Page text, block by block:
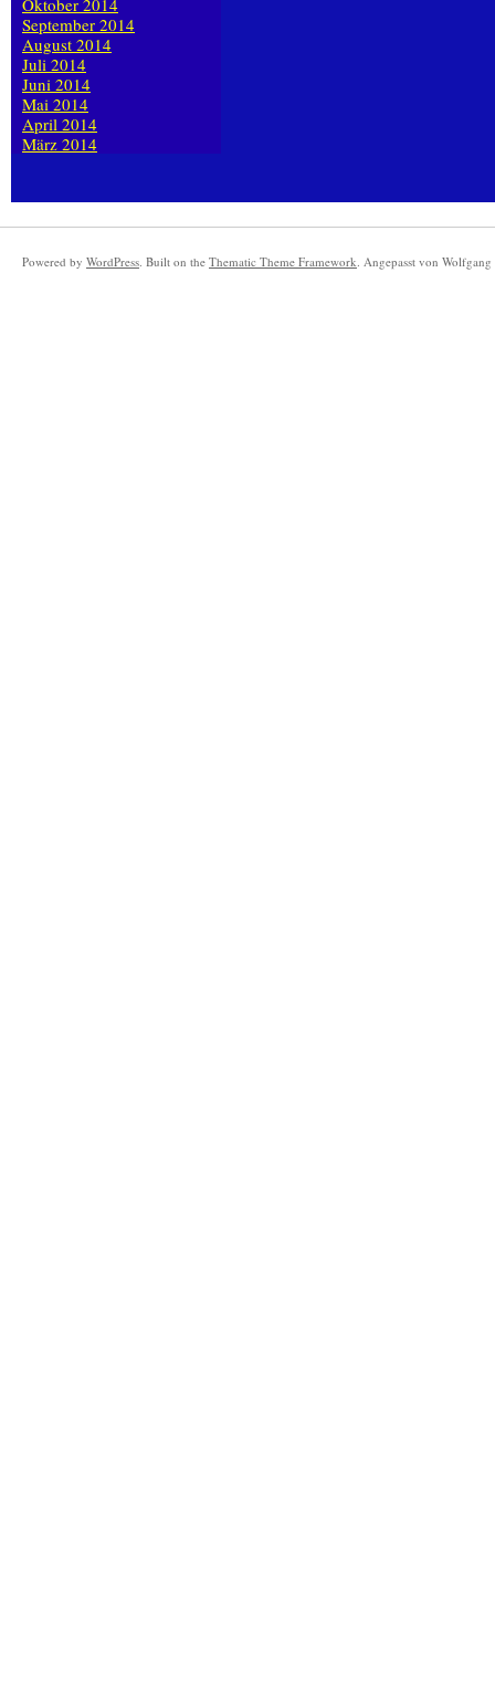
Oktober 2014
September 2014
August 2014
Juli 2014
Juni 2014
Mai 2014
April 2014
März 2014
Powered by WordPress. Built on the Thematic Theme Framework. Angepasst von